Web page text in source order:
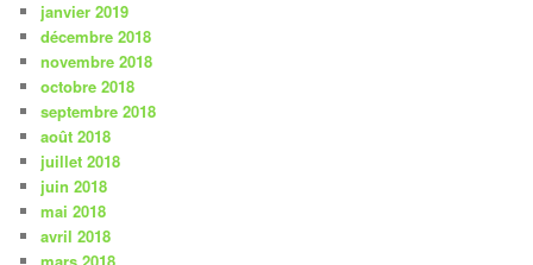
janvier 2019
décembre 2018
novembre 2018
octobre 2018
septembre 2018
août 2018
juillet 2018
juin 2018
mai 2018
avril 2018